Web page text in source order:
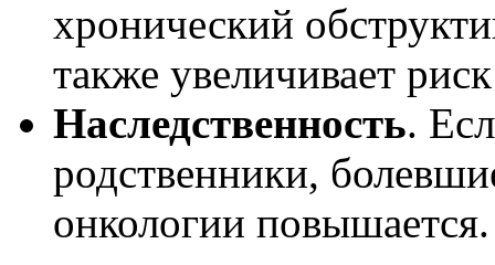
хронический
также увеличивает
Наследственность.
родственники,
онкологии повышается.